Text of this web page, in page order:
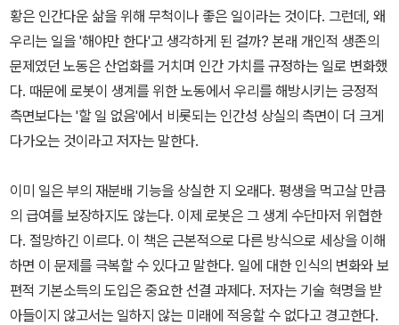
황은 인간다운 삶을 위해 무척이나 좋은 일이라는 것이다. 그런데, 왜
우리는 일을 '해야만 한다'고 생각하게 된 걸까? 본래 개인적 생존의
문제였던 노동은 산업화를 거치며 인간 가치를 규정하는 일로 변화했
다. 때문에 로봇이 생계를 위한 노동에서 우리를 해방시키는 긍정적
측면보다는 '할 일 없음'에서 비롯되는 인간성 상실의 측면이 더 크게
다가오는 것이라고 저자는 말한다.
이미 일은 부의 재분배 기능을 상실한 지 오래다. 평생을 먹고살 만큼
의 급여를 보장하지도 않는다. 이제 로봇은 그 생계 수단마저 위협한
다. 절망하긴 이르다. 이 책은 근본적으로 다른 방식으로 세상을 이해
하면 이 문제를 극복할 수 있다고 말한다. 일에 대한 인식의 변화와 보
편적 기본소득의 도입은 중요한 선결 과제다. 저자는 기술 혁명을 받
아들이지 않고서는 일하지 않는 미래에 적응할 수 없다고 경고한다.